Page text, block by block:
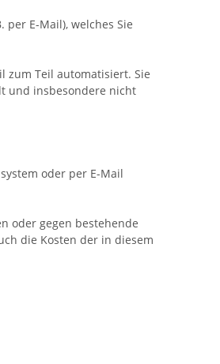
E-Mail), welches Sie
zum Teil automatisiert. Sie
und insbesondere nicht
oder per E-Mail
oder gegen bestehende
die Kosten der in diesem